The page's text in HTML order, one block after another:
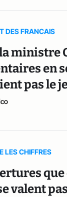
DES FRANCAIS
ministre
en
pas le
LES CHIFFRES
valent pas